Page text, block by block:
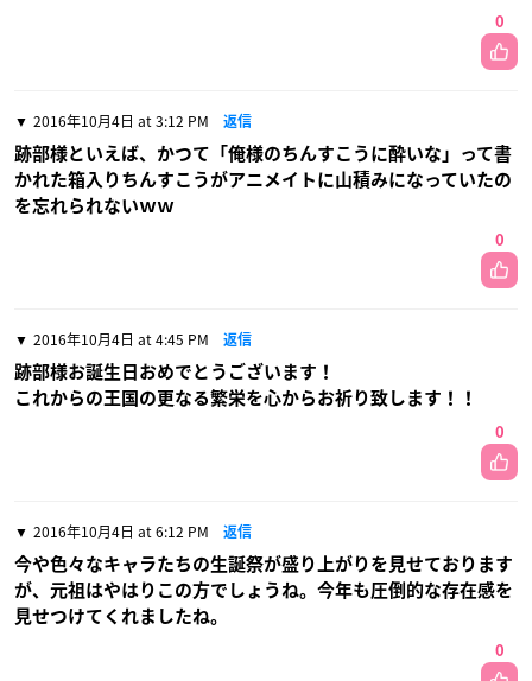
0
2016年10月4日 at 3:12 PM 返信
跡部様といえば、かつて「俺様のちんすこうに酔いな」って書
かれた箱入りちんすこうがアニメイトに山積みになっていたの
を忘れられないｗｗ
0
2016年10月4日 at 4:45 PM 返信
跡部様お誕生日おめでとうございます！
これからの王国の更なる繁栄を心からお祈り致します！！
0
2016年10月4日 at 6:12 PM 返信
今や色々なキャラたちの生誕祭が盛り上がりを見せております
が、元祖はやはりこの方でしょうね。今年も圧倒的な存在感を
見せつけてくれましたね。
0